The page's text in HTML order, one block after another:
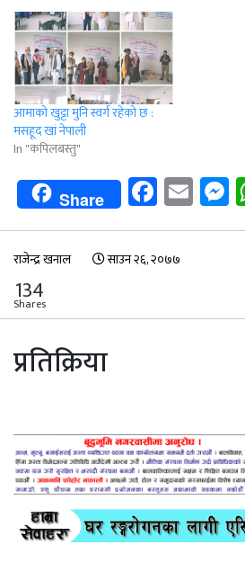
आमाको खुट्टा मुनि स्वर्ग रहेको छ :
मसहूद खां नेपाली
In "कपिलबस्तु"
Share
राजेन्द्र खनाल साउन २६, २०७७
134
Shares
प्रतिक्रिया